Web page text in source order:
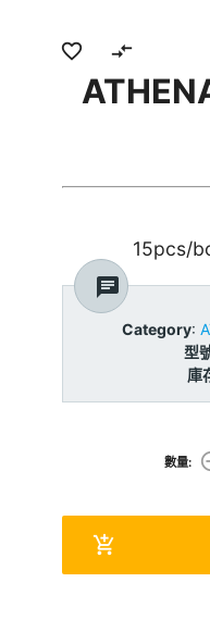
favorite_border compare_arrows
15pcs/
chat
Category:
型
庫
數量:
add_shopping_cart